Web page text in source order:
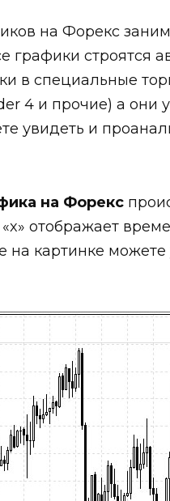
на Форекс
графики строятся
в специальные
4 и прочие) а они
увидеть и
на Форекс
отображает
картинке можете